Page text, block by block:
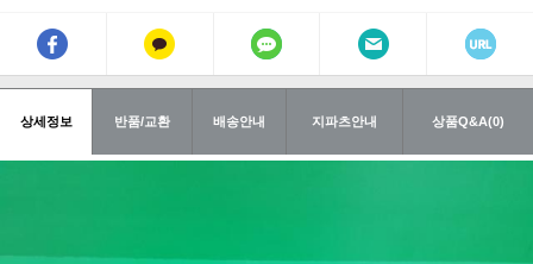
상세정보 반품/교환 배송안내 지파츠안내 상품Q&A(0)